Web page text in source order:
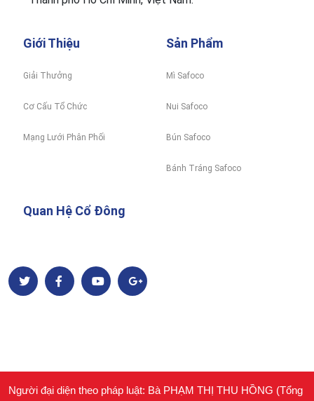
Giới Thiệu
Giải Thưởng
Cơ Cấu Tổ Chức
Mạng Lưới Phân Phối
Sản Phẩm
Mì Safoco
Nui Safoco
Bún Safoco
Bánh Tráng Safoco
Quan Hệ Cổ Đông
Người đại diện theo pháp luật: Bà PHẠM THỊ THU HỒNG (Tổng